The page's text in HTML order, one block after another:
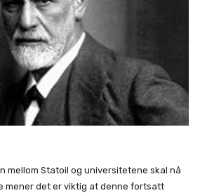
mellom Statoil og universitetene skal nå
mener det er viktig at denne fortsatt